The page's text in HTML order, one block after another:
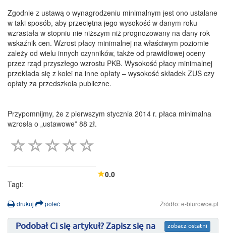
Zgodnie z ustawą o wynagrodzeniu minimalnym jest ono ustalane
w taki sposób, aby przeciętna jego wysokość w danym roku
wzrastała w stopniu nie niższym niż prognozowany na dany rok
wskaźnik cen. Wzrost płacy minimalnej na właściwym poziomie
zależy od wielu innych czynników, także od prawidłowej oceny
przez rząd przyszłego wzrostu PKB. Wysokość płacy minimalnej
przekłada się z kolei na inne opłaty – wysokość składek ZUS czy
opłaty za przedszkola publiczne.
Przypomnijmy, że z pierwszym stycznia 2014 r. płaca minimalna
wzrosła o „ustawowe” 88 zł.
0.0
Tagi:
drukuj poleć Źródło: e-biurowce.pl
zobacz ostatni
Podobał Ci się artykuł? Zapisz się na